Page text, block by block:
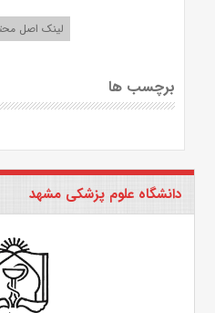
لینک اصل
برچسب ها
دانشگاه علوم پزشکی مشهد